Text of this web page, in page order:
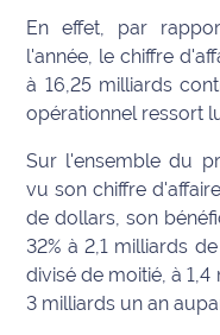
National
International
Défense
Municipales
2026
Contenus
Partenaires
En effet, par
l'année, le chiffre
à 16,25 milliards
opérationnel ressort
Sur l'ensemble du
vu son chiffre
de dollars, son
32% à 2,1 milliards
divisé de moitié, à
3 milliards un an